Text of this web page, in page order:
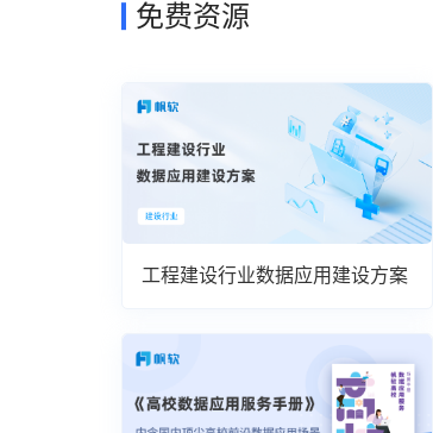
免费资源
工程建设行业数据应用建设方案